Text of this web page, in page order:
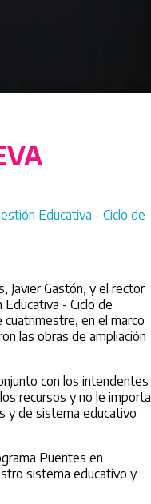
Educativa - Ciclo de
Javier Gastón, y el rector
- Ciclo de
cuatrimestre, en el marco
las obras de ampliación
con los intendentes
recursos y no le importa
y de sistema educativo
Puentes en
sistema educativo y